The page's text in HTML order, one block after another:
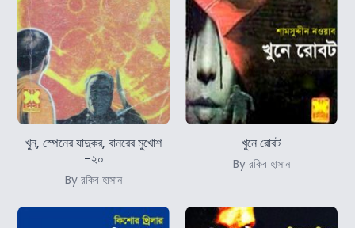
খুন, স্পেনের যাদুকর, বানরের মুখোশ
-২০
By রকিব হাসান
খুনে রোবট
By রকিব হাসান